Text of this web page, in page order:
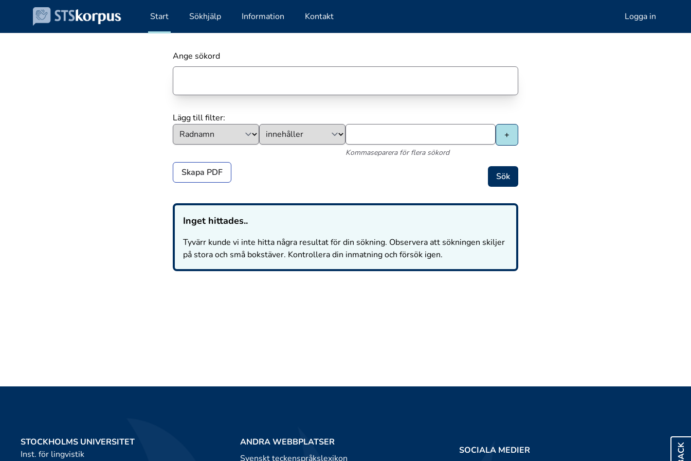
Start Sökhjälp Information Kontakt Logga in
Ange sökord
Lägg till filter:
Kommaseparera för flera sökord
Skapa PDF
Inget hittades..
Tyvärr kunde vi inte hitta några resultat för din sökning. Observera att sökningen skiljer
på stora och små bokstäver. Kontrollera din inmatning och försök igen.
STOCKHOLMS UNIVERSITET
Inst. för lingvistik
ANDRA WEBBPLATSER
Svenskt teckenspråkslexikon
SOCIALA MEDIER